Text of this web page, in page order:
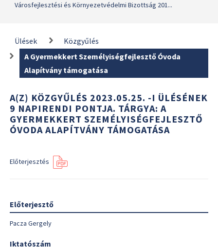
Városfejlesztési és Környezetvédelmi Bizottság 201...
Ülések
Közgyűlés
A Gyermekkert Személyiségfejlesztő Óvoda
Alapítvány támogatása
A(Z) KÖZGYŰLÉS 2023.05.25. -I ÜLÉSÉNEK
9 NAPIRENDI PONTJA. TÁRGYA: A
GYERMEKKERT SZEMÉLYISÉGFEJLESZTŐ
ÓVODA ALAPÍTVÁNY TÁMOGATÁSA
Előterjesztés
Előterjesztő
Pacza Gergely
Iktatószám